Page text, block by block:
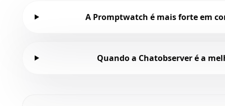
A Promptwatch é mais forte em
Quando a Chatobserver é a